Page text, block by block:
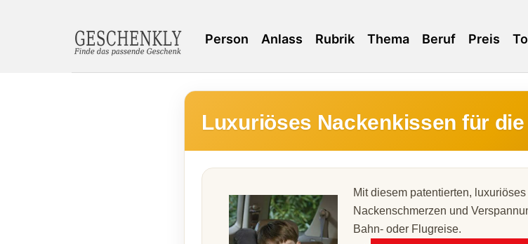
Person Anlass Rubrik Thema Beruf Preis
Luxuriöses Nackenkissen für die
Mit diesem patentierten,
Nackenschmerzen und
Bahn- oder Flugreise.